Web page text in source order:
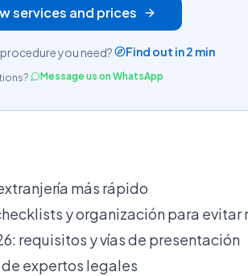
services and prices
you need? Find out in 2 min
Message us on WhatsApp
más rápido
y organización para evitar
requisitos y vías de presentación
de expertos legales